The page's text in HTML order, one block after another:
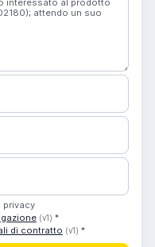
privacy
(v1) *
di contratto (v1) *